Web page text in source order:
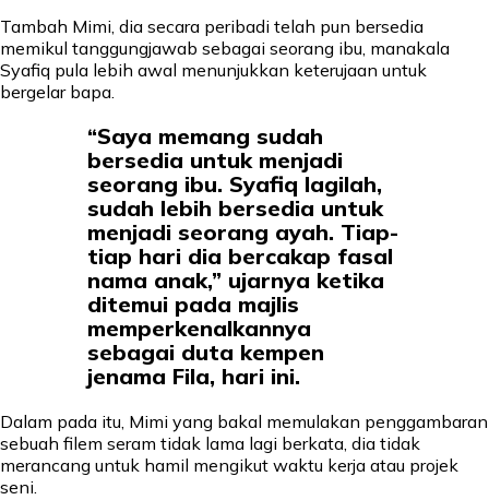
Tambah Mimi, dia secara peribadi telah pun bersedia
memikul tanggungjawab sebagai seorang ibu, manakala
Syafiq pula lebih awal menunjukkan keterujaan untuk
bergelar bapa.
“Saya memang sudah
bersedia untuk menjadi
seorang ibu. Syafiq lagilah,
sudah lebih bersedia untuk
menjadi seorang ayah. Tiap-
tiap hari dia bercakap fasal
nama anak,” ujarnya ketika
ditemui pada majlis
memperkenalkannya
sebagai duta kempen
jenama Fila, hari ini.
Dalam pada itu, Mimi yang bakal memulakan penggambaran
sebuah filem seram tidak lama lagi berkata, dia tidak
merancang untuk hamil mengikut waktu kerja atau projek
seni.